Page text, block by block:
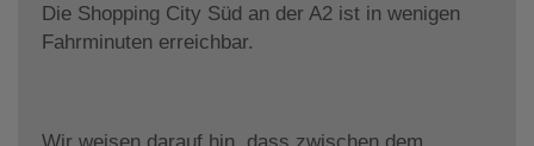
Die Shopping City Süd an der A2 ist in wenigen
Fahrminuten erreichbar.
Wir weisen darauf hin, dass zwischen dem